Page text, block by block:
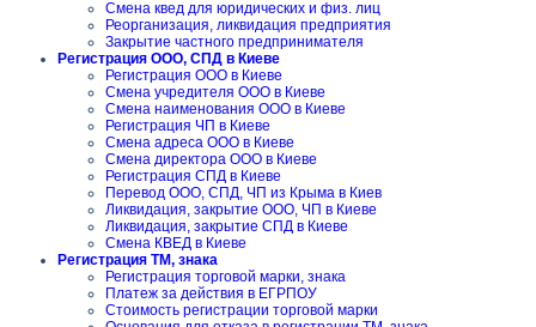
Смена квед для юридических и физ. лиц
Реорганизация, ликвидация предприятия
Закрытие частного предпринимателя
Регистрация ООО, СПД в Киеве
Регистрация ООО в Киеве
Смена учредителя ООО в Киеве
Смена наименования ООО в Киеве
Регистрация ЧП в Киеве
Смена адреса ООО в Киеве
Смена директора ООО в Киеве
Регистрация СПД в Киеве
Перевод ООО, СПД, ЧП из Крыма в Киев
Ликвидация, закрытие ООО, ЧП в Киеве
Ликвидация, закрытие СПД в Киеве
Смена КВЕД в Киеве
Регистрация ТМ, знака
Регистрация торговой марки, знака
Платеж за действия в ЕГРПОУ
Стоимость регистрации торговой марки